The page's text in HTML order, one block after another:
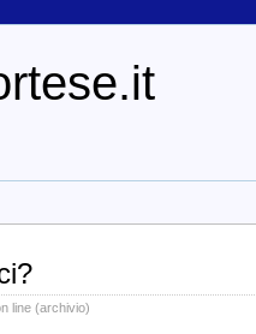
line (archivio)